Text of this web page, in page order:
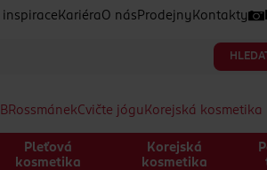
inspirace Kariéra O nás Prodejny Kontakty
RossmánekCvičte jógu Korejská kosmetika
Pleťová
kosmetika
Korejská
kosmetika